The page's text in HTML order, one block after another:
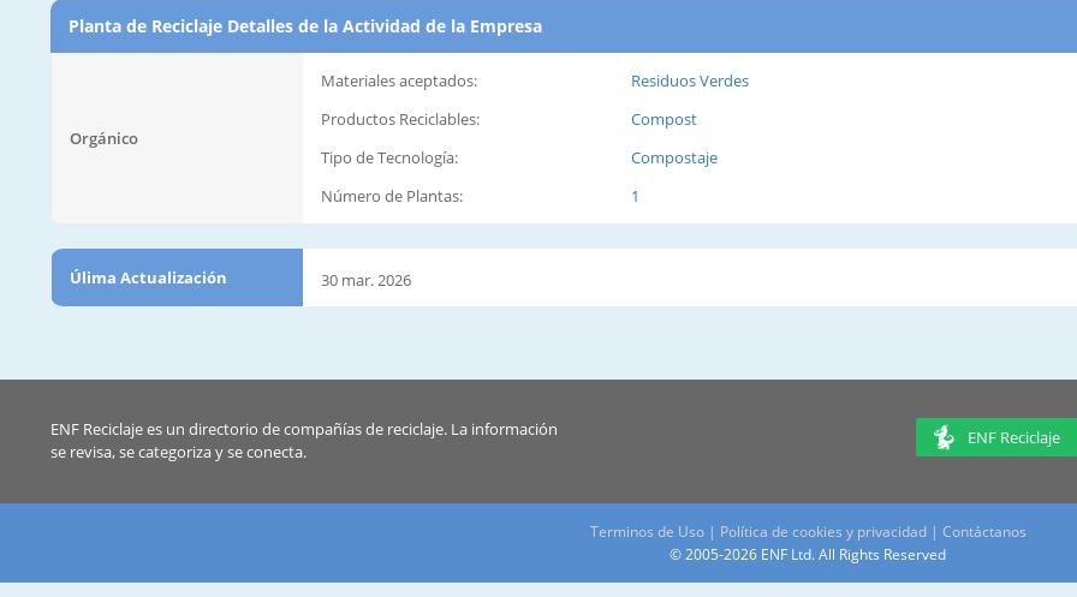
Planta de Reciclaje Detalles de la Actividad de la Empresa
Orgánico
Materiales aceptados:
Residuos Verdes
Productos Reciclables:
Compost
Tipo de Tecnología:
Compostaje
Número de Plantas:
1
Úlima Actualización 30 mar. 2026
ENF Reciclaje es un directorio de compañías de reciclaje. La información
se revisa, se categoriza y se conecta.
ENF Reciclaje
Terminos de Uso| Política de cookies y privacidad| Contáctanos
© 2005-2026 ENF Ltd. All Rights Reserved